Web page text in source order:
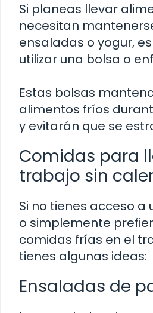
Si planeas llevar
necesitan
ensaladas o yogur,
utilizar una bolsa o
Estas bolsas
alimentos fríos
y evitarán que se
Comidas para
trabajo sin
Si no tienes acceso a
o simplemente
comidas frías en el
tienes algunas ideas:
Ensaladas de